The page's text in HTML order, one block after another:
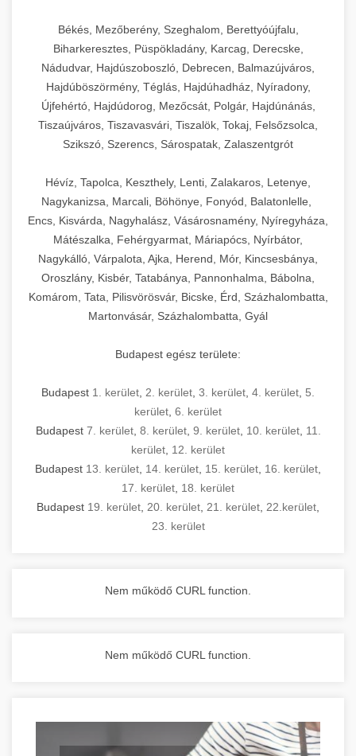
Békés, Mezőberény, Szeghalom, Berettyóújfalu,
Biharkeresztes, Püspökladány, Karcag, Derecske,
Nádudvar, Hajdúszoboszló, Debrecen, Balmazújváros,
Hajdúböszörmény, Téglás, Hajdúhadház, Nyíradony,
Újfehértó, Hajdúdorog, Mezőcsát, Polgár, Hajdúnánás,
Tiszaújváros, Tiszavasvári, Tiszalök, Tokaj, Felsőzsolca,
Szikszó, Szerencs, Sárospatak, Zalaszentgrót
Hévíz, Tapolca, Keszthely, Lenti, Zalakaros, Letenye,
Nagykanizsa, Marcali, Böhönye, Fonyód, Balatonlelle,
Encs, Kisvárda, Nagyhalász, Vásárosnamény, Nyíregyháza,
Mátészalka, Fehérgyarmat, Máriapócs, Nyírbátor,
Nagykálló, Várpalota, Ajka, Herend, Mór, Kincsesbánya,
Oroszlány, Kisbér, Tatabánya, Pannonhalma, Bábolna,
Komárom, Tata, Pilisvörösvár, Bicske, Érd, Százhalombatta,
Martonvásár, Százhalombatta, Gyál
Budapest egész területe:
Budapest 1. kerület 2. kerület 3. kerület 4. kerület 5.
kerület 6. kerület
Budapest 7. kerület, 8. kerület, 9. kerület, 10. kerület, 11.
kerület 12. kerület
Budapest 13. kerület 14. kerület 15. kerület 16. kerület
17. kerület 18. kerület
Budapest 19. kerület 20. kerület 21. kerület 22.kerület
23. kerület
Nem működő CURL function.
Nem működő CURL function.